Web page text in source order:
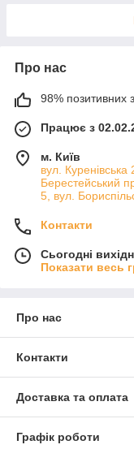
Про нас
98% позитивних з
Працює з
м. Київ
вул.
Берестейський
5, вул.
Контакти
Сьогодні
Показати весь
Про нас
Контакти
Доставка та оплата
Графік роботи